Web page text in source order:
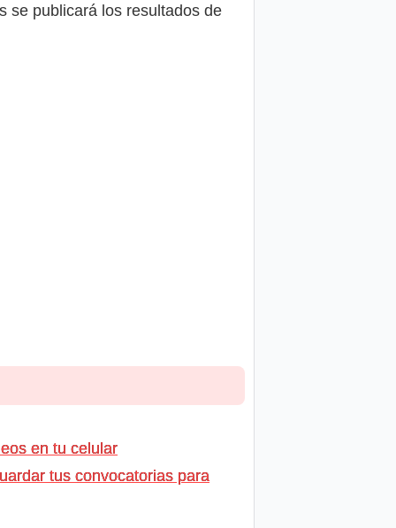
se publicará los resultados de
en tu celular
tus convocatorias para